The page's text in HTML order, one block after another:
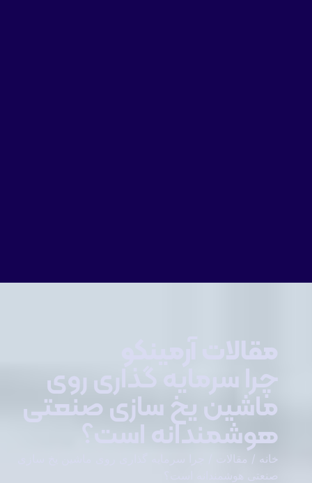
مقالات آرمینکو
چرا سرمایه‌ گذاری روی
ماشین یخ‌ سازی صنعتی
هوشمندانه است؟
خانه / مقالات
صنعتی هوشمندانه است؟